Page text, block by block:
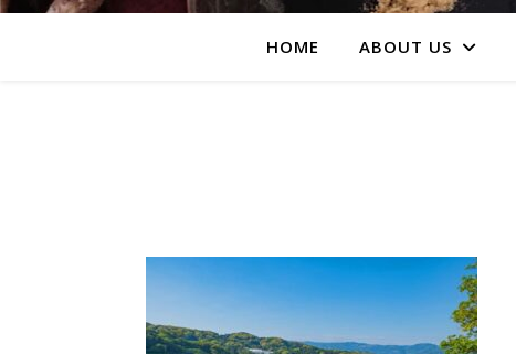
HOME ABOUT US